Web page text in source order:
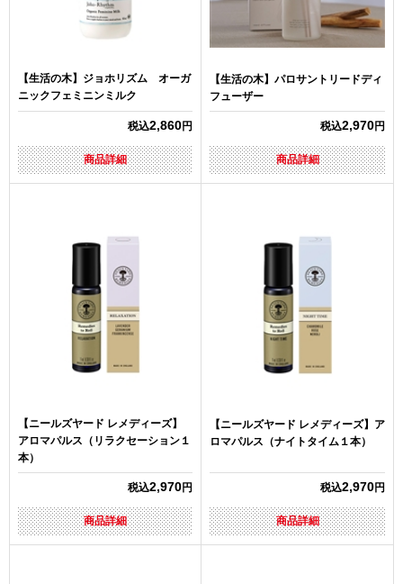
【生活の木】ジョホリズム オーガ
ニックフェミニンミルク
税込2,860円
商品詳細
【生活の木】パロサントリードディ
フューザー
税込2,970円
商品詳細
【ニールズヤード レメディーズ】
アロマパルス（リラクセーション１
本）
税込2,970円
商品詳細
【ニールズヤード レメディーズ】ア
ロマパルス（ナイトタイム１本）
税込2,970円
商品詳細